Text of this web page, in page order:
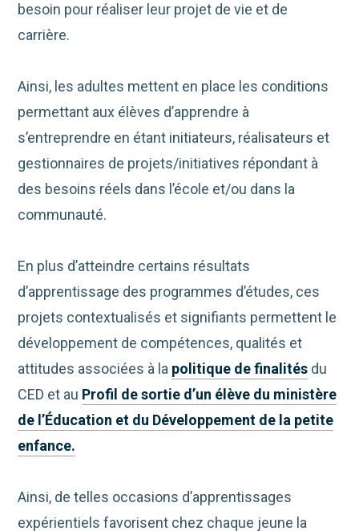
besoin pour réaliser leur projet de vie et de
carrière.
Ainsi, les adultes mettent en place les conditions
permettant aux élèves d’apprendre à
s’entreprendre en étant initiateurs, réalisateurs et
gestionnaires de projets/initiatives répondant à
des besoins réels dans l’école et/ou dans la
communauté.
En plus d’atteindre certains résultats
d’apprentissage des programmes d’études, ces
projets contextualisés et signifiants permettent le
développement de compétences, qualités et
attitudes associées à la politique de finalités du
CED et au Profil de sortie d’un élève du ministère
de l’Éducation et du Développement de la petite
enfance.
Ainsi, de telles occasions d’apprentissages
expérientiels favorisent chez chaque jeune la